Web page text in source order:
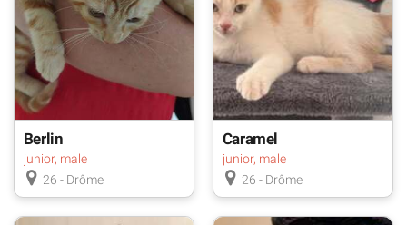
Berlin
junior, male
26 - Drôme
Caramel
junior, male
26 - Drôme